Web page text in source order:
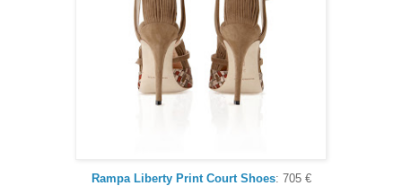
Rampa Liberty Print Court Shoes: 705 €